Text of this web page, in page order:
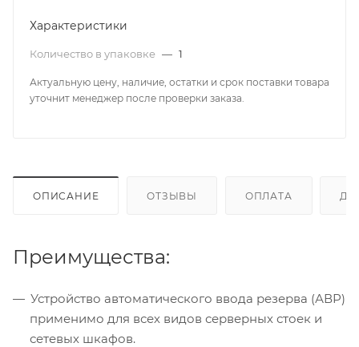
Характеристики
Количество в упаковке — 1
Актуальную цену, наличие, остатки и срок поставки товара
уточнит менеджер после проверки заказа.
ОПИСАНИЕ ОТЗЫВЫ ОПЛАТА
Преимущества:
Устройство автоматического ввода резерва (АВР)
применимо для всех видов серверных стоек и
сетевых шкафов.